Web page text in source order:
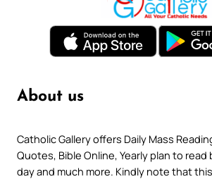
About us
Catholic Gallery offers Daily Mass
Quotes, Bible Online, Yearly plan to
day and much more. Kindly note that